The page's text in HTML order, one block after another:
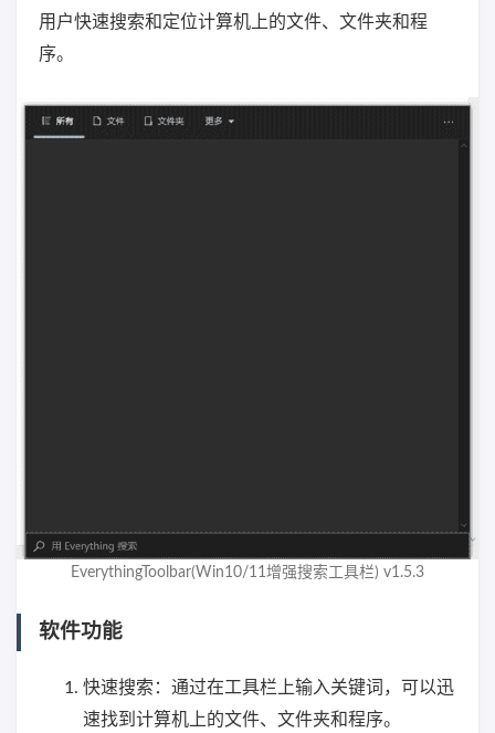
用户快速搜索和定位计算机上的文件、文件夹和程
序。
EverythingToolbar(Win10/11增强搜索工具栏) v1.5.3
软件功能
快速搜索：通过在工具栏上输入关键词，可以迅
速找到计算机上的文件、文件夹和程序。